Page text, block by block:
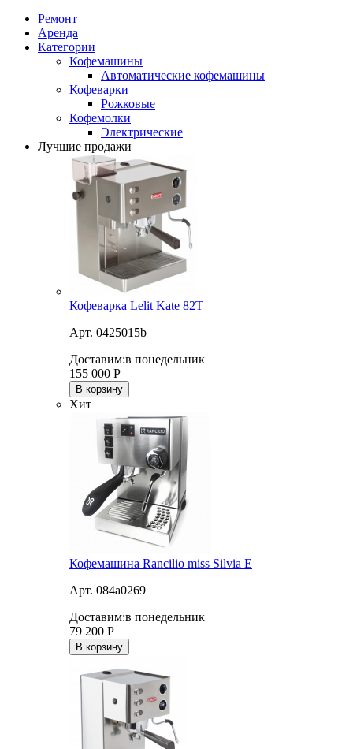
Ремонт
Аренда
Категории
Кофемашины
Автоматические кофемашины
Кофеварки
Рожковые
Кофемолки
Электрические
Лучшие продажи
Кофеварка Lelit Kate 82T
Арт. 0425015b
Доставим:в понедельник
155 000 Р
В корзину
Хит
Кофемашина Rancilio miss Silvia E
Арт. 084a0269
Доставим:в понедельник
79 200 Р
В корзину